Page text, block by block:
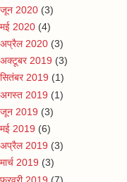
जून 2020 (3)
मई 2020 (4)
अप्रैल 2020 (3)
अक्टूबर 2019 (3)
सितंबर 2019 (1)
अगस्त 2019 (1)
जून 2019 (3)
मई 2019 (6)
अप्रैल 2019 (3)
मार्च 2019 (3)
फ़रवरी 2019 (7)